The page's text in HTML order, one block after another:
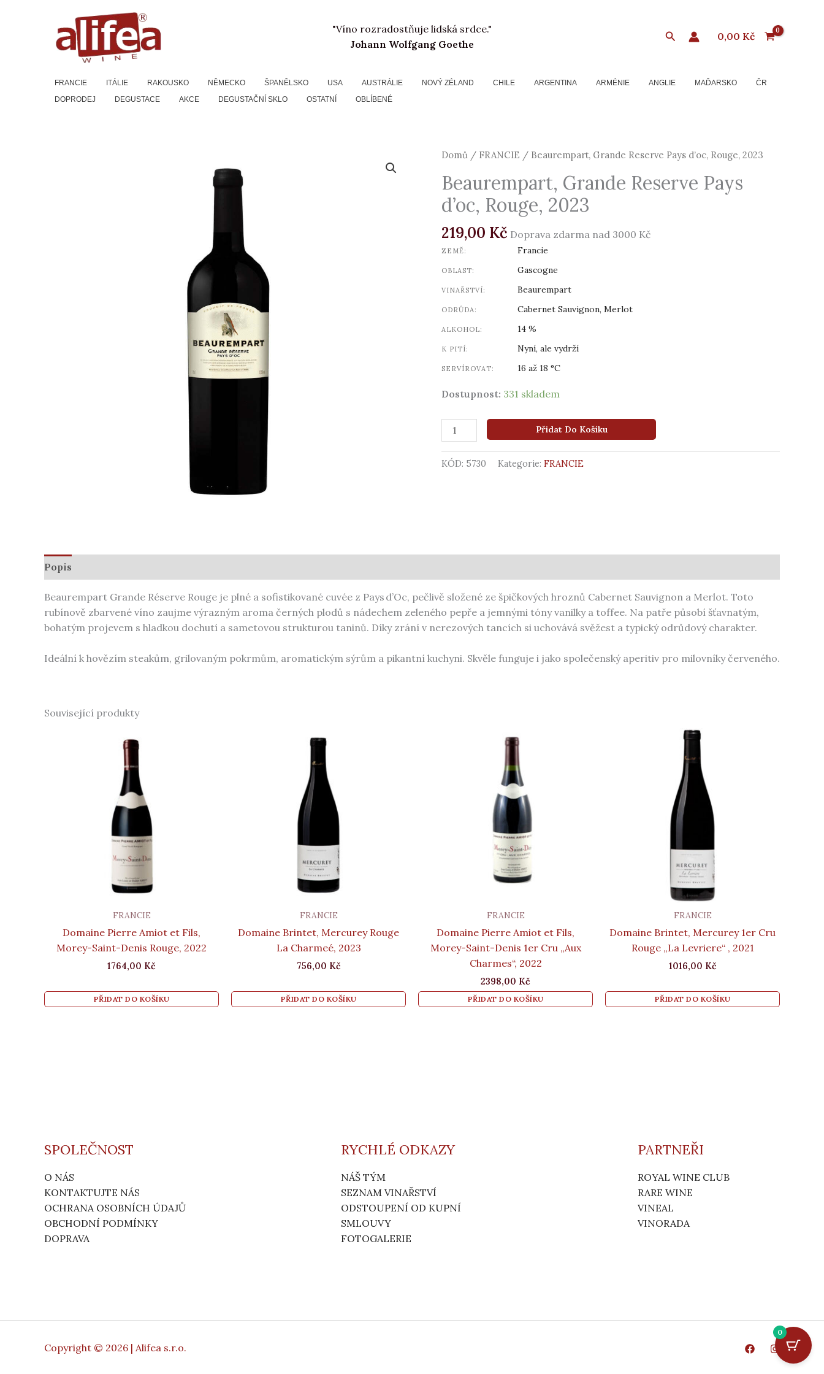
"Víno rozradostňuje lidská srdce."
Johann Wolfgang Goethe
Hledat 0,00 Kč
FRANCIE ITÁLIE RAKOUSKO NĚMECKO ŠPANĚLSKO USA AUSTRÁLIE NOVÝ ZÉLAND CHILE ARGENTINA ARMÉNIE ANGLIE MAĎARSKO
ČR
DOPRODEJ
DEGUSTACE AKCE DEGUSTAČNÍ SKLO OSTATNÍ OBLÍBENÉ
Domů / FRANCIE / Beaurempart, Grande Reserve Pays d’oc, Rouge, 2023
Beaurempart, Grande Reserve Pays
d’oc, Rouge, 2023
219,00 Kč Doprava zdarma nad 3000 Kč
ZEMĚ: Francie
OBLAST: Gascogne
VINAŘSTVÍ: Beaurempart
ODRŮDA: Cabernet Sauvignon, Merlot
ALKOHOL: 14 %
K PITÍ: Nyní, ale vydrží
SERVÍROVAT: 16 až 18 °C
Dostupnost: 331 skladem
Beaurempart,
Reserve
Pays
d'oc,
Rouge,
2023
Přidat Do Košíku
KÓD: 5730 Kategorie: FRANCIE
Popis
Beaurempart Grande Réserve Rouge je plné a sofistikované cuvée z Pays d’Oc, pečlivě složené ze špičkových hroznů Cabernet Sauvignon a Merlot. Toto
rubínově zbarvené víno zaujme výrazným aroma černých plodů s nádechem zeleného pepře a jemnými tóny vanilky a toffee. Na patře působí šťavnatým,
bohatým projevem s hladkou dochutí a sametovou strukturou taninů. Díky zrání v nerezových tancích si uchovává svěžest a typický odrůdový charakter.
Ideální k hovězím steakům, grilovaným pokrmům, aromatickým sýrům a pikantní kuchyni. Skvěle funguje i jako společenský aperitiv pro milovníky červeného.
Související produkty
FRANCIE
Domaine Pierre Amiot et Fils,
Morey-Saint-Denis Rouge, 2022
1764,00 Kč
PŘIDAT DO KOŠÍKU
FRANCIE
Domaine Brintet, Mercurey Rouge
La Charmeé, 2023
756,00 Kč
PŘIDAT DO KOŠÍKU
FRANCIE
Domaine Pierre Amiot et Fils,
Morey-Saint-Denis 1er Cru „Aux
Charmes“, 2022
2398,00 Kč
PŘIDAT DO KOŠÍKU
FRANCIE
Domaine Brintet, Mercurey 1er Cru
Rouge „La Levriere“ , 2021
1016,00 Kč
PŘIDAT DO KOŠÍKU
SPOLEČNOST
O NÁS
KONTAKTUJTE NÁS
OCHRANA OSOBNÍCH ÚDAJŮ
OBCHODNÍ PODMÍNKY
DOPRAVA
RYCHLÉ ODKAZY
NÁŠ TÝM
SEZNAM VINAŘSTVÍ
ODSTOUPENÍ OD KUPNÍ
SMLOUVY
FOTOGALERIE
PARTNEŘI
ROYAL WINE CLUB
RARE WINE
VINEAL
VINORADA
Copyright © 2026 | Alifea s.r.o.
0